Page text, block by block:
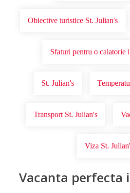
Obiective turistice St. Julian's
Sfaturi pentru o calatorie
St. Julian's
Transport St. Julian's
Viza St.
Vacanta perfecta